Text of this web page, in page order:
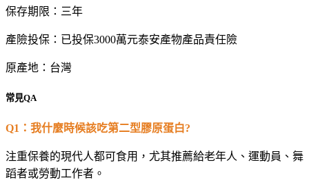
保存期限：三年
產險投保：已投保3000萬元泰安產物產品責任險
原產地：台灣
常見QA
Q1 ：我什麼時候該吃第二型膠原蛋白?
注重保養的現代人都可食用，尤其推薦給老年人、運動員、舞
蹈者或勞動工作者。